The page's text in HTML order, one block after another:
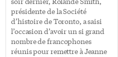
situe à l’extérieur et non à
l’intérieur […]
présidente de la Société
d’histoire de Toronto, a saisi
l’occasion d’avoir un si grand
nombre de francophones
réunis pour remettre à Jeanne